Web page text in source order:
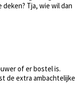
Tja, wie wil dan
of er bostel is.
de extra ambachtelijke